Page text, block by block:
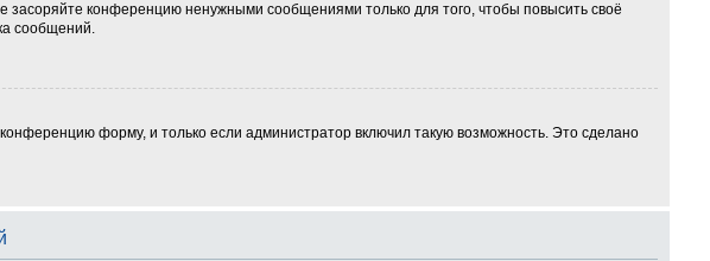
конференцию ненужными сообщениями только для того, чтобы повысить своё
сообщений.
форму, и только если администратор включил такую возможность. Это сделано